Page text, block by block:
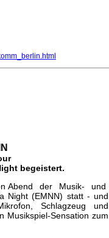
begeistert.
Abend der Musik- und
Night (EMNN) statt - und
Schlagzeug und
Sensation zum